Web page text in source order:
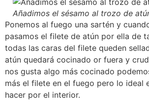
Añadimos el sésamo al trozo de
Ponemos al fuego una sartén y
pasamos el filete de atún por ella de
todas las caras del filete queden
atún quedará cocinado or fuera y
nos gusta algo más cocinado
más el filete en el fuego pero lo ideal
hacer por el interior.